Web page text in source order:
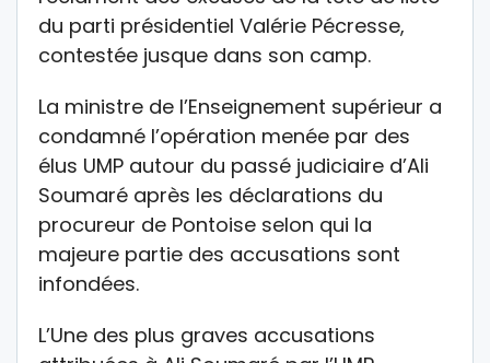
du parti présidentiel Valérie Pécresse,
contestée jusque dans son camp.
La ministre de l’Enseignement supérieur a
condamné l’opération menée par des
élus UMP autour du passé judiciaire d’Ali
Soumaré après les déclarations du
procureur de Pontoise selon qui la
majeure partie des accusations sont
infondées.
L’Une des plus graves accusations